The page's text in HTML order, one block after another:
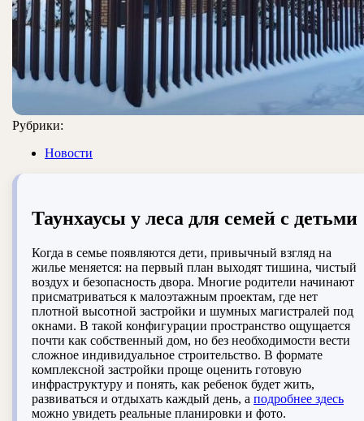
Рубрики:
Новости
Таунхаусы у леса для семей с детьми
Когда в семье появляются дети, привычный взгляд на
жилье меняется: на первый план выходят тишина, чистый
воздух и безопасность двора. Многие родители начинают
присматриваться к малоэтажным проектам, где нет
плотной высотной застройки и шумных магистралей под
окнами. В такой конфигурации пространство ощущается
почти как собственный дом, но без необходимости вести
сложное индивидуальное строительство. В формате
комплексной застройки проще оценить готовую
инфраструктуру и понять, как ребенок будет жить,
развиваться и отдыхать каждый день, а подробнее здесь
можно увидеть реальные планировки и фото.